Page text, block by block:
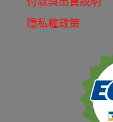
隱私權政策